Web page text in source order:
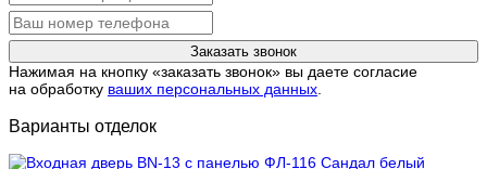
Заказать звонок
Нажимая на кнопку «заказать звонок» вы даете согласие
на обработку ваших персональных данных
Варианты отделок